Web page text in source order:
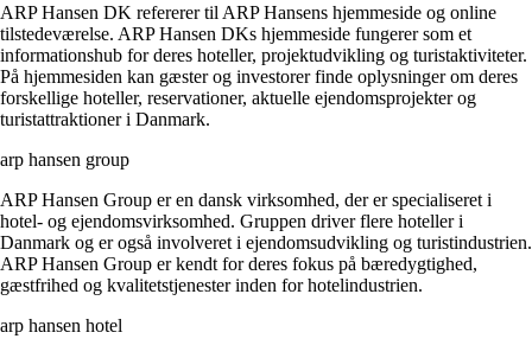
ARP Hansen DK refererer til ARP Hansens hjemmeside og online
tilstedeværelse. ARP Hansen DKs hjemmeside fungerer som et
informationshub for deres hoteller, projektudvikling og turistaktiviteter.
På hjemmesiden kan gæster og investorer finde oplysninger om deres
forskellige hoteller, reservationer, aktuelle ejendomsprojekter og
turistattraktioner i Danmark.
arp hansen group
ARP Hansen Group er en dansk virksomhed, der er specialiseret i
hotel- og ejendomsvirksomhed. Gruppen driver flere hoteller i
Danmark og er også involveret i ejendomsudvikling og turistindustrien.
ARP Hansen Group er kendt for deres fokus på bæredygtighed,
gæstfrihed og kvalitetstjenester inden for hotelindustrien.
arp hansen hotel